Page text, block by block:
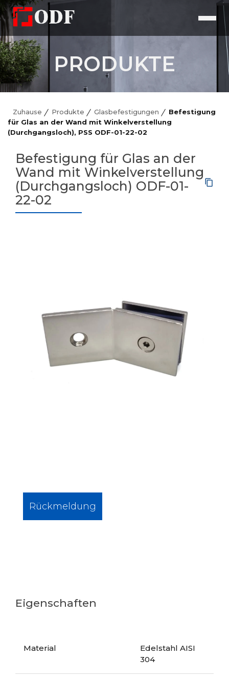
PRODUKTE
Zuhause Produkte Glasbefestigungen
Befestigung
für Glas an der Wand mit Winkelverstellung
(Durchgangsloch), PSS ODF-01-22-02
Befestigung für Glas an der
Wand mit Winkelverstellung
(Durchgangsloch) ODF-01-
22-02
Rückmeldung
Eigenschaften
Material
Edelstahl AISI
304